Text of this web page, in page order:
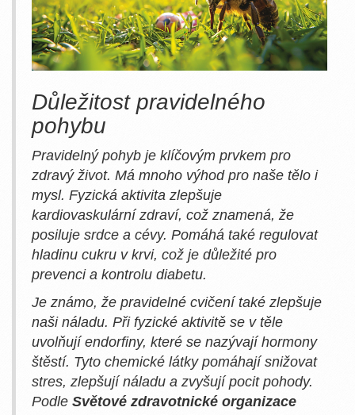
Důležitost pravidelného
pohybu
Pravidelný pohyb je klíčovým prvkem pro
zdravý život. Má mnoho výhod pro naše tělo i
mysl. Fyzická aktivita zlepšuje
kardiovaskulární zdraví, což znamená, že
posiluje srdce a cévy. Pomáhá také regulovat
hladinu cukru v krvi, což je důležité pro
prevenci a kontrolu diabetu.
Je známo, že pravidelné cvičení také zlepšuje
naši náladu. Při fyzické aktivitě se v těle
uvolňují endorfiny, které se nazývají hormony
štěstí. Tyto chemické látky pomáhají snižovat
stres, zlepšují náladu a zvyšují pocit pohody.
Podle Světové zdravotnické organizace